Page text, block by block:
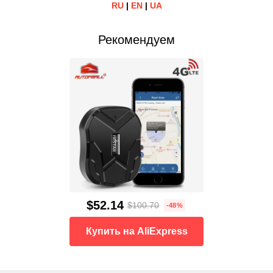
RU| EN| UA
Рекомендуем
$52.14 $100.70 -48%
Купить на AliExpress